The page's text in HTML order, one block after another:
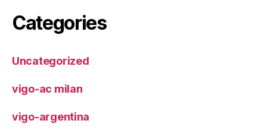
Categories
Uncategorized
vigo-ac milan
vigo-argentina